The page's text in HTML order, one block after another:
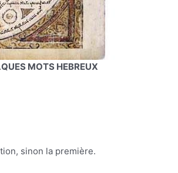
MOTS HEBREUX
sinon la première.